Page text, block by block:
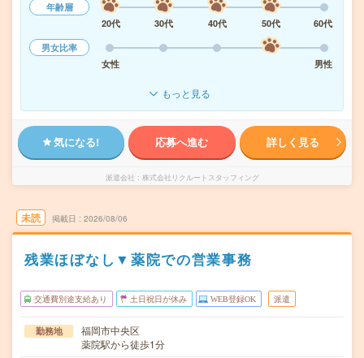
年齢層
20代
30代 40代 50代
60代
男女比率
女性
男性
もっと見る
気になる! 応募へ進む 詳しく見る
派遣会社 株式会社リクルートスタッフィング
未読 掲載日 2026/08/06
残業ほぼなし▼薬院での営業事務
交通費別途支給あり 土日祝日が休み WEB登録OK 派遣
勤務地
福岡市中央区
薬院駅から徒歩1分